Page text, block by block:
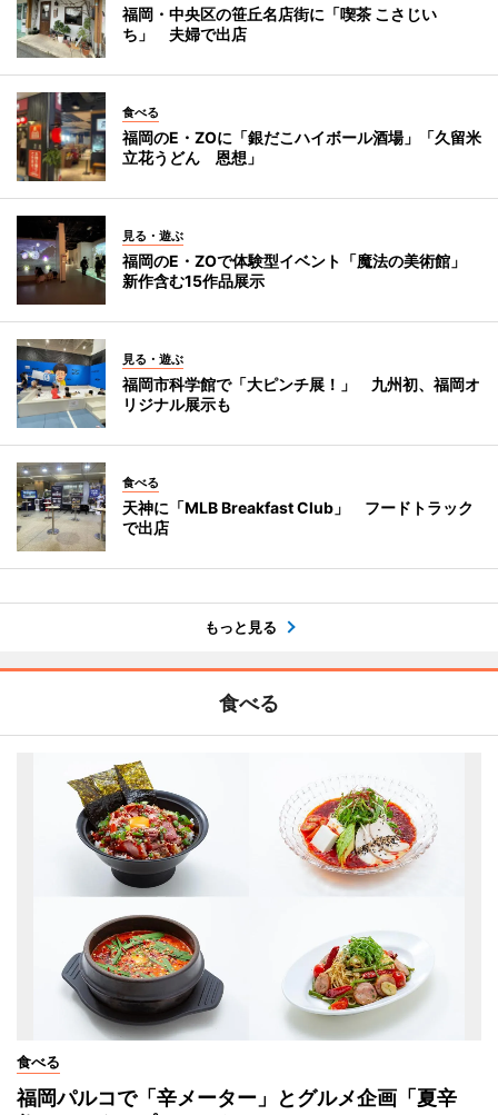
福岡・中央区の笹丘名店街に「喫茶 こさじい
ち」 夫婦で出店
食べる
福岡のE・ZOに「銀だこハイボール酒場」「久留米
立花うどん 恩想」
見る・遊ぶ
福岡のE・ZOで体験型イベント「魔法の美術館」
新作含む15作品展示
見る・遊ぶ
福岡市科学館で「大ピンチ展！」 九州初、福岡オ
リジナル展示も
食べる
天神に「MLB Breakfast Club」 フードトラック
で出店
もっと見る
食べる
食べる
福岡パルコで「辛メーター」とグルメ企画「夏辛